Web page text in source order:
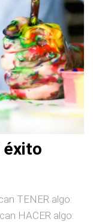
éxito
TENER algo:
HACER algo: